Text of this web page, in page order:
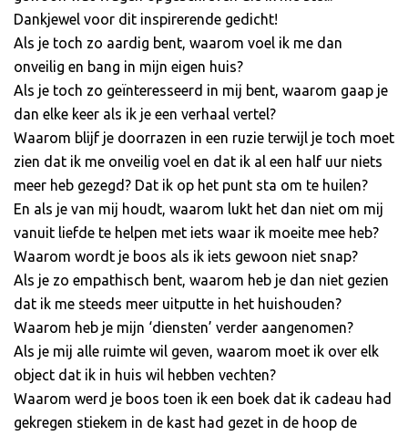
Dankjewel voor dit inspirerende gedicht!
Als je toch zo aardig bent, waarom voel ik me dan
onveilig en bang in mijn eigen huis?
Als je toch zo geïnteresseerd in mij bent, waarom gaap je
dan elke keer als ik je een verhaal vertel?
Waarom blijf je doorrazen in een ruzie terwijl je toch moet
zien dat ik me onveilig voel en dat ik al een half uur niets
meer heb gezegd? Dat ik op het punt sta om te huilen?
En als je van mij houdt, waarom lukt het dan niet om mij
vanuit liefde te helpen met iets waar ik moeite mee heb?
Waarom wordt je boos als ik iets gewoon niet snap?
Als je zo empathisch bent, waarom heb je dan niet gezien
dat ik me steeds meer uitputte in het huishouden?
Waarom heb je mijn ‘diensten’ verder aangenomen?
Als je mij alle ruimte wil geven, waarom moet ik over elk
object dat ik in huis wil hebben vechten?
Waarom werd je boos toen ik een boek dat ik cadeau had
gekregen stiekem in de kast had gezet in de hoop de